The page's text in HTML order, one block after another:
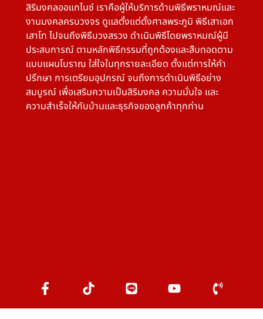
สิริมงคลออแกไนซ์ เราคือผู้ให้บริการด้านพิธีพราหมณ์และ
งานมงคลครบวงจร ดูแลตั้งแต่ตั้งศาลพระภูมิ พิธีเสาเอก
เสาโท ไปจนถึงพิธีบวงสรวง ดำเนินพิธีโดยพราหมณ์ผู้มี
ประสบการณ์ ตามหลักพิธีกรรมที่ถูกต้องและสืบทอดตาม
แบบแผนโบราณ ใส่ใจในทุกรายละเอียด ตั้งแต่การให้คำ
ปรึกษา การเตรียมอุปกรณ์ จนถึงการดำเนินพิธีอย่าง
สมบูรณ์ เพื่อเสริมความเป็นสิริมงคล ความมั่นใจ และ
ความสำเร็จให้กับบ้านและธุรกิจของลูกค้าทุกท่าน